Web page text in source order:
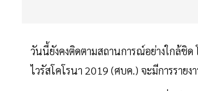
วันนี้ยังคงติดตามสถานการณ์อย่างใกล้ชิ
ไวรัสโคโรนา 2019 (ศบค.) จะมีการราย